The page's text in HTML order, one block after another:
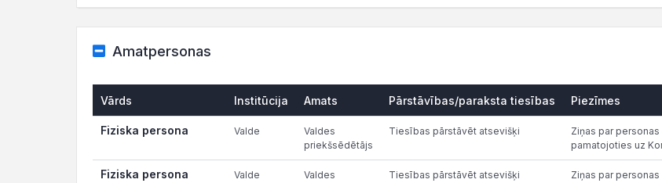
Amatpersonas
Vārds Institūcija Amats Pārstāvības/paraksta tiesības Piezīmes
Fiziska persona Valde
Valdes
priekšsēdētājs
Tiesības pārstāvēt atsevišķi
Ziņas par
pamatojoties uz
Fiziska persona Valde Valdes Tiesības pārstāvēt atsevišķi Ziņas par